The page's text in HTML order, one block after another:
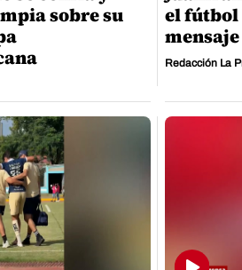
sobre su
el fútbol
Redacción La